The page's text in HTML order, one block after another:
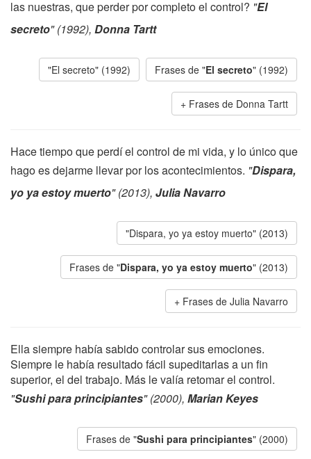
las nuestras, que perder por completo el control? "El
secreto" (1992), Donna Tartt
"El secreto" (1992) Frases de "El secreto" (1992)
Frases de Donna Tartt
Hace tiempo que perdí el control de mi vida, y lo único que
hago es dejarme llevar por los acontecimientos. "Dispara,
yo ya estoy muerto" (2013), Julia Navarro
"Dispara, yo ya estoy muerto" (2013)
Frases de "Dispara, yo ya estoy muerto" (2013)
Frases de Julia Navarro
Ella siempre había sabido controlar sus emociones.
Siempre le había resultado fácil supeditarlas a un fin
superior, el del trabajo. Más le valía retomar el control.
"Sushi para principiantes" (2000), Marian Keyes
Frases de "Sushi para principiantes" (2000)